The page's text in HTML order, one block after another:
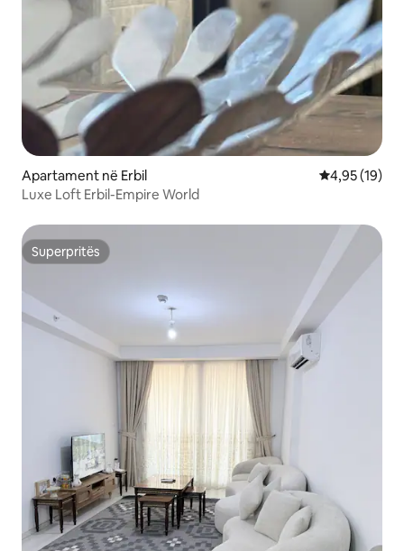
Apartament në Erbil Vlerësimi
4,95 (19)
Luxe Loft Erbil-Empire World
Superpritës
Superpritës